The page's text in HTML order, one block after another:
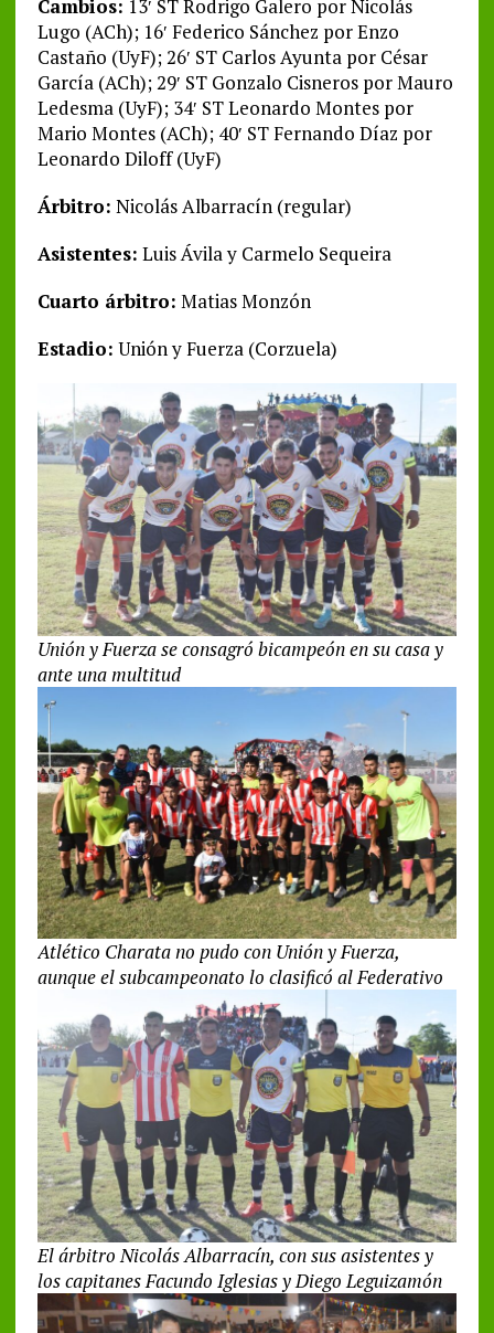
Cambios: 13′ ST Rodrigo Galero por Nicolás
Lugo (ACh); 16′ Federico Sánchez por Enzo
Castaño (UyF); 26′ ST Carlos Ayunta por César
García (ACh); 29′ ST Gonzalo Cisneros por Mauro
Ledesma (UyF); 34′ ST Leonardo Montes por
Mario Montes (ACh); 40′ ST Fernando Díaz por
Leonardo Diloff (UyF)
Árbitro: Nicolás Albarracín (regular)
Asistentes: Luis Ávila y Carmelo Sequeira
Cuarto árbitro: Matias Monzón
Estadio: Unión y Fuerza (Corzuela)
Unión y Fuerza se consagró bicampeón en su casa y
ante una multitud
Atlético Charata no pudo con Unión y Fuerza,
aunque el subcampeonato lo clasificó al Federativo
El árbitro Nicolás Albarracín, con sus asistentes y
los capitanes Facundo Iglesias y Diego Leguizamón